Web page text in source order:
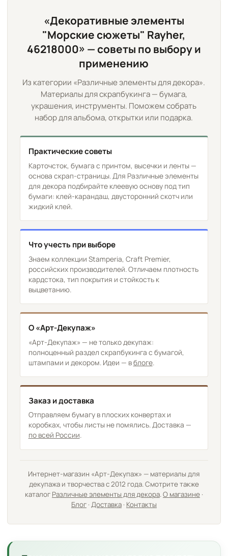
«Декоративные элементы
"Морские сюжеты" Rayher,
46218000» — советы по выбору и
применению
Из категории «Различные элементы для декора».
Материалы для скрапбукинга — бумага,
украшения, инструменты. Поможем собрать
набор для альбома, открытки или подарка.
Практические советы
Карточсток, бумага с принтом, высечки и ленты —
основа скрап-страницы. Для Различные элементы
для декора подбирайте клеевую основу под тип
бумаги: клей-карандаш, двусторонний скотч или
жидкий клей.
Что учесть при выборе
Знаем коллекции Stamperia, Craft Premier,
российских производителей. Отличаем плотность
кардстока, тип покрытия и стойкость к
выцветанию.
О «Арт-Декупаж»
«Арт-Декупаж» — не только декупаж:
полноценный раздел скрапбукинга с бумагой,
штампами и декором. Идеи — вблоге.
Заказ и доставка
Отправляем бумагу в плоских конвертах и
коробках, чтобы листы не помялись. Доставка —
по всей России.
Интернет-магазин «Арт-Декупаж» — материалы для
декупажа и творчества с 2012 года. Смотрите также
каталог Различные элементы для декора.О магазине·
Блог· Доставка· Контакты